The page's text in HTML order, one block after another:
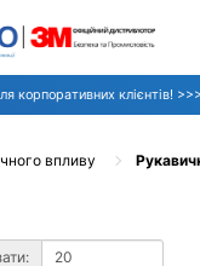
корпоративних клієнтів!
впливу